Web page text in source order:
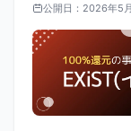
公開日： 2026年5